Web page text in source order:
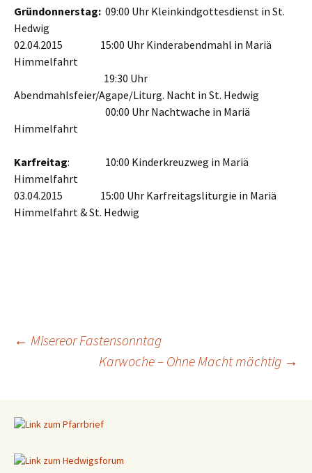
Gründonnerstag: 09:00 Uhr Kleinkindgottesdienst in St.
Hedwig
02.04.2015 15:00 Uhr Kinderabendmahl in Mariä
Himmelfahrt
19:30 Uhr
Abendmahlsfeier/Agape/Liturg. Nacht in St. Hedwig
00:00 Uhr Nachtwache in Mariä
Himmelfahrt
Karfreitag: 10:00 Kinderkreuzweg in Mariä
Himmelfahrt
03.04.2015 15:00 Uhr Karfreitagsliturgie in Mariä
Himmelfahrt & St. Hedwig
Beitragsnavigation
← Misereor Fastensonntag
Karwoche – Ohne Macht mächtig →